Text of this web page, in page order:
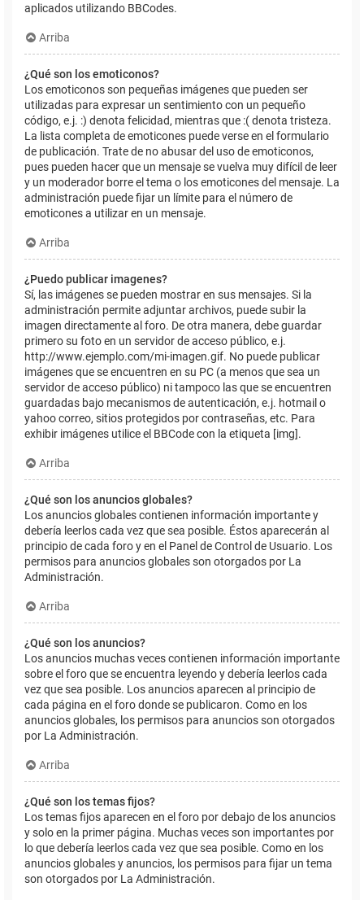
aplicados utilizando BBCodes.
Arriba
¿Qué son los emoticonos?
Los emoticonos son pequeñas imágenes que pueden ser
utilizadas para expresar un sentimiento con un pequeño
código, e.j. :) denota felicidad, mientras que :( denota tristeza.
La lista completa de emoticones puede verse en el formulario
de publicación. Trate de no abusar del uso de emoticonos,
pues pueden hacer que un mensaje se vuelva muy difícil de leer
y un moderador borre el tema o los emoticones del mensaje. La
administración puede fijar un límite para el número de
emoticones a utilizar en un mensaje.
Arriba
¿Puedo publicar imagenes?
Sí, las imágenes se pueden mostrar en sus mensajes. Si la
administración permite adjuntar archivos, puede subir la
imagen directamente al foro. De otra manera, debe guardar
primero su foto en un servidor de acceso público, e.j.
http://www.ejemplo.com/mi-imagen.gif. No puede publicar
imágenes que se encuentren en su PC (a menos que sea un
servidor de acceso público) ni tampoco las que se encuentren
guardadas bajo mecanismos de autenticación, e.j. hotmail o
yahoo correo, sitios protegidos por contraseñas, etc. Para
exhibir imágenes utilice el BBCode con la etiqueta [img].
Arriba
¿Qué son los anuncios globales?
Los anuncios globales contienen información importante y
debería leerlos cada vez que sea posible. Éstos aparecerán al
principio de cada foro y en el Panel de Control de Usuario. Los
permisos para anuncios globales son otorgados por La
Administración.
Arriba
¿Qué son los anuncios?
Los anuncios muchas veces contienen información importante
sobre el foro que se encuentra leyendo y debería leerlos cada
vez que sea posible. Los anuncios aparecen al principio de
cada página en el foro donde se publicaron. Como en los
anuncios globales, los permisos para anuncios son otorgados
por La Administración.
Arriba
¿Qué son los temas fijos?
Los temas fijos aparecen en el foro por debajo de los anuncios
y solo en la primer página. Muchas veces son importantes por
lo que debería leerlos cada vez que sea posible. Como en los
anuncios globales y anuncios, los permisos para fijar un tema
son otorgados por La Administración.